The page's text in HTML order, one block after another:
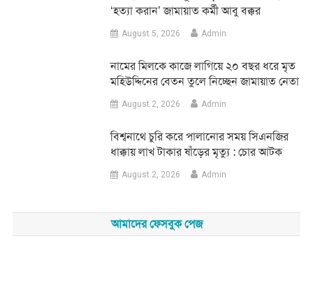
‘হত্যা করান’ জামায়াত কর্মী আবু বক্কর
August 5, 2026 Admin
নামের মিলকে কাজে লাগিয়ে ২০ বছর ধরে মৃত
মহিউদ্দিনের বেতন তুলে নিচ্ছেন জামায়াত নেতা
August 2, 2026 Admin
‎বিশ্বনাথে চুরি করে পালানোর সময় সিএনজির
ধাক্কায় লাখ টাকার ষাঁড়ের মৃত্যু : চোর আটক
August 2, 2026 Admin
আমাদের ফেসবুক পেজ